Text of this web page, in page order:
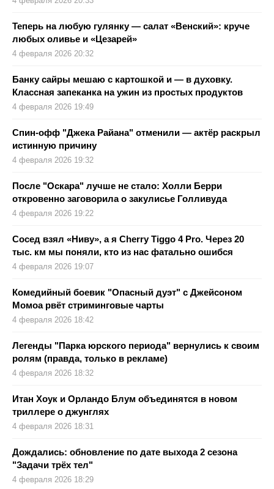
Теперь на любую гулянку — салат «Венский»: круче
любых оливье и «Цезарей»
4 февраля 2026 20:32
Банку сайры мешаю с картошкой и — в духовку.
Классная запеканка на ужин из простых продуктов
4 февраля 2026 19:49
Спин-офф "Джека Райана" отменили — актёр раскрыл
истинную причину
4 февраля 2026 19:32
После "Оскара" лучше не стало: Холли Берри
откровенно заговорила о закулисье Голливуда
4 февраля 2026 19:22
Сосед взял «Ниву», а я Cherry Tiggo 4 Pro. Через 20
тыс. км мы поняли, кто из нас фатально ошибся
4 февраля 2026 19:07
Комедийный боевик "Опасный дуэт" с Джейсоном
Момоа рвёт стриминговые чарты
4 февраля 2026 18:42
Легенды "Парка юрского периода" вернулись к своим
ролям (правда, только в рекламе)
4 февраля 2026 18:32
Итан Хоук и Орландо Блум объединятся в новом
триллере о джунглях
4 февраля 2026 18:31
Дождались: обновление по дате выхода 2 сезона
"Задачи трёх тел"
4 февраля 2026 18:29